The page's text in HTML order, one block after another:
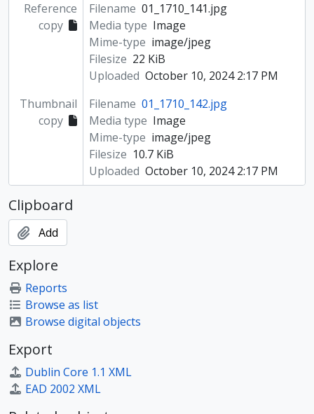
Reference
copy
Filename 01_1710_141.jpg
Media type Image
Mime-type image/jpeg
Filesize 22 KiB
Uploaded October 10, 2024 2:17 PM
Thumbnail
copy
Filename 01_1710_142.jpg
Media type Image
Mime-type image/jpeg
Filesize 10.7 KiB
Uploaded October 10, 2024 2:17 PM
Clipboard
Add
Explore
Reports
Browse as list
Browse digital objects
Export
Dublin Core 1.1 XML
EAD 2002 XML